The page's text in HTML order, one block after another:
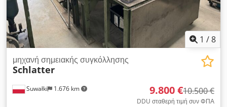
1 /8
Suwałki 1.676 km
μηχανή σημειακής συγκόλλησης
Schlatter
9.800 €10.500 €
DDU σταθερή τιμή συν ΦΠΑ